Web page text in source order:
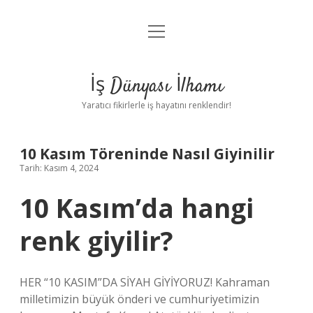
Anasayfa
Yasal Uyarı
menüyü
İş Dünyası İlhamı
Yaratıcı fikirlerle iş hayatını renklendir!
10 Kasım Töreninde Nasıl Giyinilir
Tarih: Kasım 4, 2024
10 Kasım’da hangi
renk giyilir?
HER “10 KASIM”DA SİYAH GİYİYORUZ! Kahraman
milletimizin büyük önderi ve cumhuriyetimizin